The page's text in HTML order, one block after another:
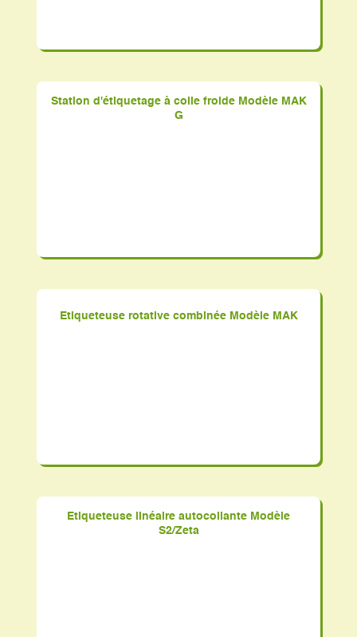
Station d'étiquetage à colle froide Modèle MAK
G
Etiqueteuse rotative combinée Modèle MAK
Etiqueteuse linéaire autocollante Modèle
S2/Zeta